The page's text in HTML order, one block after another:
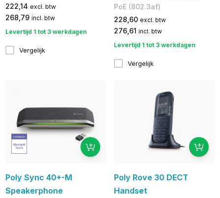
222,14 excl. btw
268,79 incl. btw
Levertijd 1 tot 3 werkdagen
Vergelijk
PoE (802.3af)
228,60 excl. btw
276,61 incl. btw
Levertijd 1 tot 3 werkdagen
Vergelijk
Poly Sync 40+-M
Speakerphone
Poly Rove 30 DECT
Handset